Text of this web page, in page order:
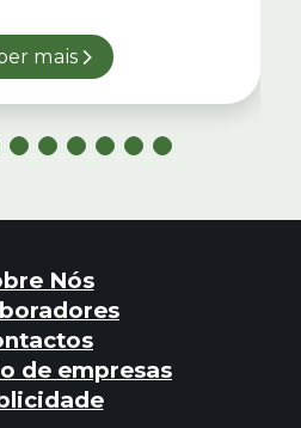
mais
Nós
de empresas